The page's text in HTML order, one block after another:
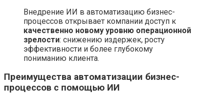
Внедрение ИИ в автоматизацию бизнес-
процессов открывает компании доступ к
качественно новому уровню операционной
зрелости: снижению издержек, росту
эффективности и более глубокому
пониманию клиента.
Преимущества автоматизации бизнес-
процессов с помощью ИИ